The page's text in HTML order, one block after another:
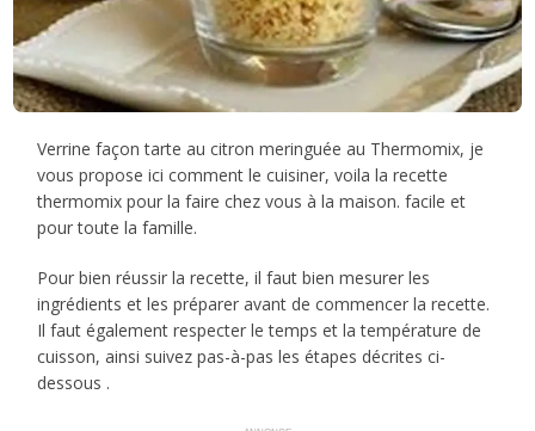
Verrine façon tarte au citron meringuée au Thermomix, je
vous propose ici comment le cuisiner, voila la recette
thermomix pour la faire chez vous à la maison. facile et
pour toute la famille.
Pour bien réussir la recette, il faut bien mesurer les
ingrédients et les préparer avant de commencer la recette.
Il faut également respecter le temps et la température de
cuisson, ainsi suivez pas-à-pas les étapes décrites ci-
dessous .